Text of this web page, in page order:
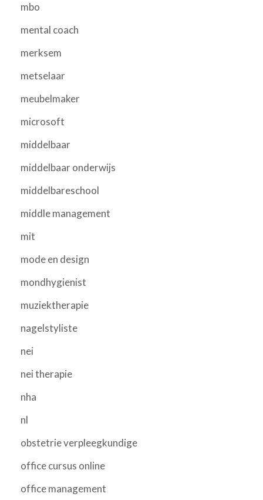
mbo
mental coach
merksem
metselaar
meubelmaker
microsoft
middelbaar
middelbaar onderwijs
middelbareschool
middle management
mit
mode en design
mondhygienist
muziektherapie
nagelstyliste
nei
nei therapie
nha
nl
obstetrie verpleegkundige
office cursus online
office management